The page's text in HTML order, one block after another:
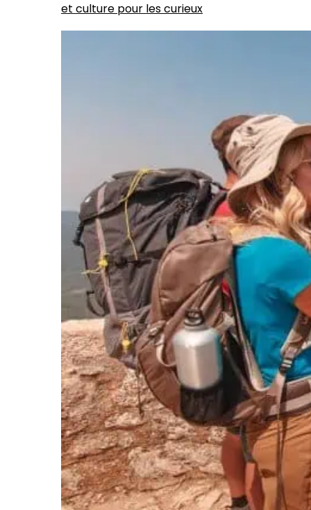
et culture pour les curieux